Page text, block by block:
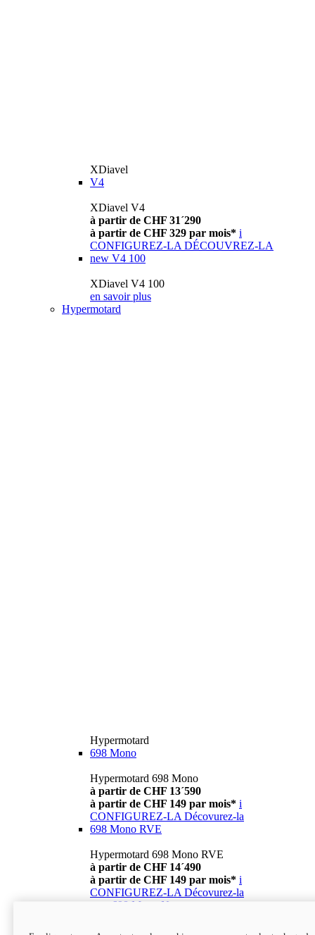
XDiavel
V4
XDiavel V4
à partir de CHF 31´290
à partir de CHF 329 par mois* i
CONFIGUREZ-LA DÉCOUVREZ-LA
new V4 100
XDiavel V4 100
en savoir plus
Hypermotard
Hypermotard
698 Mono
Hypermotard 698 Mono
à partir de CHF 13´590
à partir de CHF 149 par mois* i
CONFIGUREZ-LA Décovurez-la
698 Mono RVE
Hypermotard 698 Mono RVE
à partir de CHF 14´490
à partir de CHF 149 par mois* i
CONFIGUREZ-LA Décovurez-la
698 Mono Nera
Hypermotard 698 Mono Nera